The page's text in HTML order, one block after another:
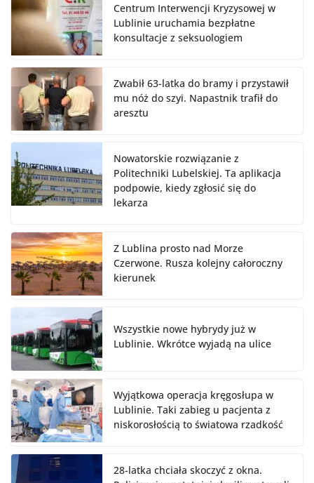
Centrum Interwencji Kryzysowej w
Lublinie uruchamia bezpłatne
konsultacje z seksuologiem
Zwabił 63-latka do bramy i przystawił
mu nóż do szyi. Napastnik trafił do
aresztu
Nowatorskie rozwiązanie z
Politechniki Lubelskiej. Ta aplikacja
podpowie, kiedy zgłosić się do
lekarza
Z Lublina prosto nad Morze
Czerwone. Rusza kolejny całoroczny
kierunek
Wszystkie nowe hybrydy już w
Lublinie. Wkrótce wyjadą na ulice
Wyjątkowa operacja kręgosłupa w
Lublinie. Taki zabieg u pacjenta z
niskorosłością to światowa rzadkość
28-latka chciała skoczyć z okna.